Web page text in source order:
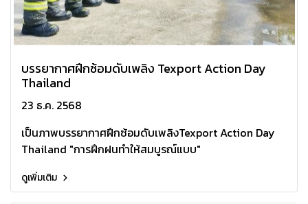
‍บรรยากาศฝึกซ้อมดับเพลิง Texport Action Day
Thailand
23 ธ.ค. 2568
เป็นภาพบรรยากาศฝึกซ้อมดับเพลิงTexport Action Day
Thailand "การฝึกฝนทำให้สมบูรณ์แบบ"
ดูเพิ่มเติม